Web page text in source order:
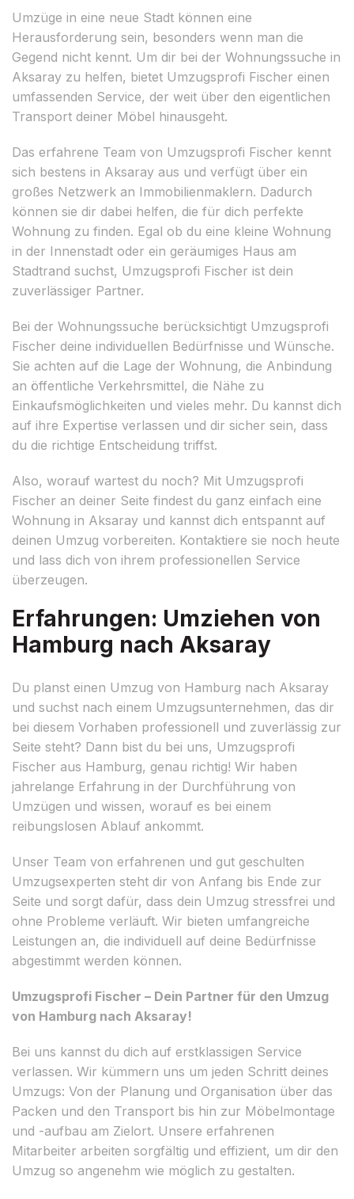
Umzüge in eine neue Stadt können eine
Herausforderung sein, besonders wenn man die
Gegend nicht kennt. Um dir bei der Wohnungssuche in
Aksaray zu helfen, bietet Umzugsprofi Fischer einen
umfassenden Service, der weit über den eigentlichen
Transport deiner Möbel hinausgeht.
Das erfahrene Team von Umzugsprofi Fischer kennt
sich bestens in Aksaray aus und verfügt über ein
großes Netzwerk an Immobilienmaklern. Dadurch
können sie dir dabei helfen, die für dich perfekte
Wohnung zu finden. Egal ob du eine kleine Wohnung
in der Innenstadt oder ein geräumiges Haus am
Stadtrand suchst, Umzugsprofi Fischer ist dein
zuverlässiger Partner.
Bei der Wohnungssuche berücksichtigt Umzugsprofi
Fischer deine individuellen Bedürfnisse und Wünsche.
Sie achten auf die Lage der Wohnung, die Anbindung
an öffentliche Verkehrsmittel, die Nähe zu
Einkaufsmöglichkeiten und vieles mehr. Du kannst dich
auf ihre Expertise verlassen und dir sicher sein, dass
du die richtige Entscheidung triffst.
Also, worauf wartest du noch? Mit Umzugsprofi
Fischer an deiner Seite findest du ganz einfach eine
Wohnung in Aksaray und kannst dich entspannt auf
deinen Umzug vorbereiten. Kontaktiere sie noch heute
und lass dich von ihrem professionellen Service
überzeugen.
Erfahrungen: Umziehen von
Hamburg nach Aksaray
Du planst einen Umzug von Hamburg nach Aksaray
und suchst nach einem Umzugsunternehmen, das dir
bei diesem Vorhaben professionell und zuverlässig zur
Seite steht? Dann bist du bei uns, Umzugsprofi
Fischer aus Hamburg, genau richtig! Wir haben
jahrelange Erfahrung in der Durchführung von
Umzügen und wissen, worauf es bei einem
reibungslosen Ablauf ankommt.
Unser Team von erfahrenen und gut geschulten
Umzugsexperten steht dir von Anfang bis Ende zur
Seite und sorgt dafür, dass dein Umzug stressfrei und
ohne Probleme verläuft. Wir bieten umfangreiche
Leistungen an, die individuell auf deine Bedürfnisse
abgestimmt werden können.
Umzugsprofi Fischer – Dein Partner für den Umzug
von Hamburg nach Aksaray!
Bei uns kannst du dich auf erstklassigen Service
verlassen. Wir kümmern uns um jeden Schritt deines
Umzugs: Von der Planung und Organisation über das
Packen und den Transport bis hin zur Möbelmontage
und -aufbau am Zielort. Unsere erfahrenen
Mitarbeiter arbeiten sorgfältig und effizient, um dir den
Umzug so angenehm wie möglich zu gestalten.